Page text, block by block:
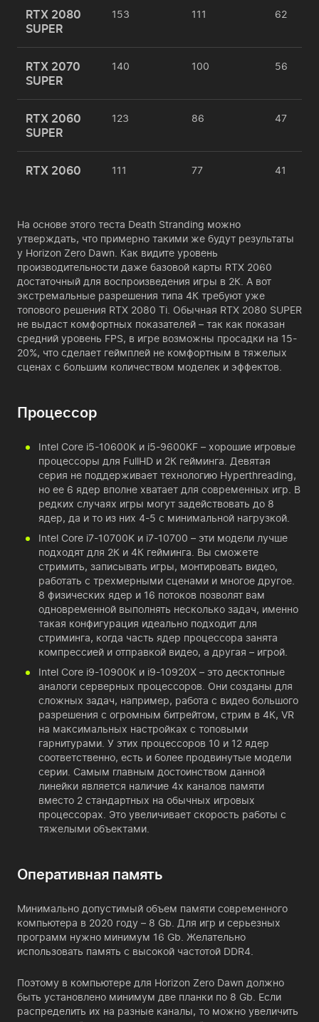
RTX 2080
SUPER
153 111 62
RTX 2070
SUPER
140 100 56
RTX 2060
SUPER
123 86 47
RTX 2060 111 77 41
На основе этого теста Death Stranding можно
утверждать, что примерно такими же будут результаты
у Horizon Zero Dawn. Как видите уровень
производительности даже базовой карты RTX 2060
достаточный для воспроизведения игры в 2К. А вот
экстремальные разрешения типа 4К требуют уже
топового решения RTX 2080 Ti. Обычная RTX 2080 SUPER
не выдаст комфортных показателей – так как показан
средний уровень FPS, в игре возможны просадки на 15-
20%, что сделает геймплей не комфортным в тяжелых
сценах с большим количеством моделек и эффектов.
Процессор
Intel Core i5-10600K и i5-9600KF – хорошие игровые
процессоры для FullHD и 2К гейминга. Девятая
серия не поддерживает технологию Hyperthreading,
но ее 6 ядер вполне хватает для современных игр. В
редких случаях игры могут задействовать до 8
ядер, да и то из них 4-5 с минимальной нагрузкой.
Intel Core i7-10700K и i7-10700 – эти модели лучше
подходят для 2К и 4К гейминга. Вы сможете
стримить, записывать игры, монтировать видео,
работать с трехмерными сценами и многое другое.
8 физических ядер и 16 потоков позволят вам
одновременной выполнять несколько задач, именно
такая конфигурация идеально подходит для
стриминга, когда часть ядер процессора занята
компрессией и отправкой видео, а другая – игрой.
Intel Core i9-10900K и i9-10920X – это десктопные
аналоги серверных процессоров. Они созданы для
сложных задач, например, работа с видео большого
разрешения с огромным битрейтом, стрим в 4К, VR
на максимальных настройках с топовыми
гарнитурами. У этих процессоров 10 и 12 ядер
соответственно, есть и более продвинутые модели
серии. Самым главным достоинством данной
линейки является наличие 4х каналов памяти
вместо 2 стандартных на обычных игровых
процессорах. Это увеличивает скорость работы с
тяжелыми объектами.
Оперативная память
Минимально допустимый объем памяти современного
компьютера в 2020 году – 8 Gb. Для игр и серьезных
программ нужно минимум 16 Gb. Желательно
использовать память с высокой частотой DDR4.
Поэтому в компьютере для Horizon Zero Dawn должно
быть установлено минимум две планки по 8 Gb. Если
распределить их на разные каналы, то можно увеличить